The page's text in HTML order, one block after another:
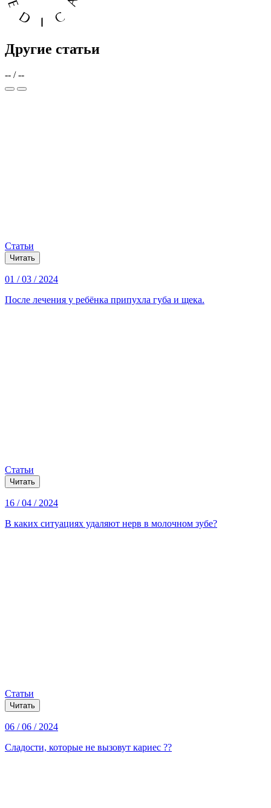
Другие статьи
-- / --
Статьи
Читать
01 / 03 / 2024
После лечения у ребёнка припухла губа и щека.
Статьи
Читать
16 / 04 / 2024
В каких ситуациях удаляют нерв в молочном зубе?
Статьи
Читать
06 / 06 / 2024
Сладости, которые не вызовут кариес ??